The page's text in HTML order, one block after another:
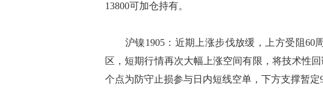
13800可加仓持有。
沪镍1905：近期上涨步伐放缓，上方受阻60
区，短期行情再次大幅上涨空间有限，将技术性
个点为防守止损参与日内短线空单，下方支撑暂定